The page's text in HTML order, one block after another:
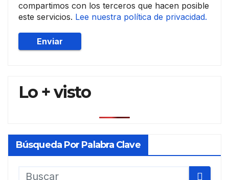
compartimos con los terceros que hacen posible
este servicios. Lee nuestra política de privacidad.
Lo + visto
Búsqueda Por Palabra Clave